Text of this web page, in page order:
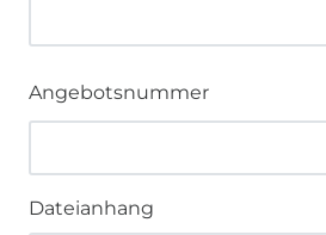
Angebotsnummer
Dateianhang